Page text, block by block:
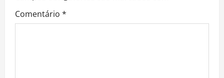
t
Comentário *